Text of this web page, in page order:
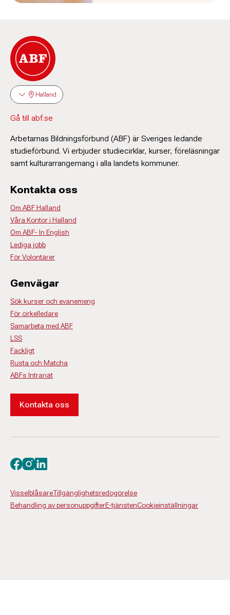
Halland
Gå till abf.se
Arbetarnas Bildningsförbund (ABF) är Sveriges ledande
studieförbund. Vi erbjuder studiecirklar, kurser, föreläsningar
samt kulturarrangemang i alla landets kommuner.
Kontakta oss
Om ABF Halland
Våra Kontor i Halland
Om ABF- In English
Lediga jobb
För Volontärer
Genvägar
Sök kurser och evanemeng
För cirkelledare
Samarbeta med ABF
LSS
Fackligt
Rusta och Matcha
ABFs Intranät
Kontakta oss
VisselblåsareTillgänglighetsredogörelse
Behandling av personuppgifterE-tjänstenCookieinställningar
Besök oss på facebook
Besök oss på instagram
Besök oss på linkedin